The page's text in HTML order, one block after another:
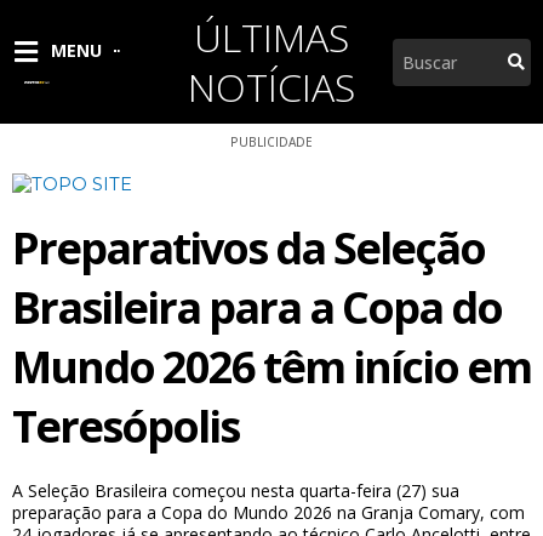
MENU
ÚLTIMAS
NOTÍCIAS
Pesquisar
PUBLICIDADE
Preparativos da Seleção
Brasileira para a Copa do
Mundo 2026 têm início em
Teresópolis
A Seleção Brasileira começou nesta quarta-feira (27) sua
preparação para a Copa do Mundo 2026 na Granja Comary, com